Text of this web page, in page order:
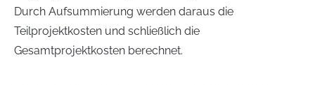
Durch Aufsummierung werden daraus die
Teilprojektkosten und schließlich die
Gesamtprojektkosten berechnet.